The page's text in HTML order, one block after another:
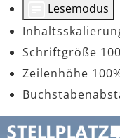
Lesemodus
Schriftgröße 100
Zeilenhöhe 100